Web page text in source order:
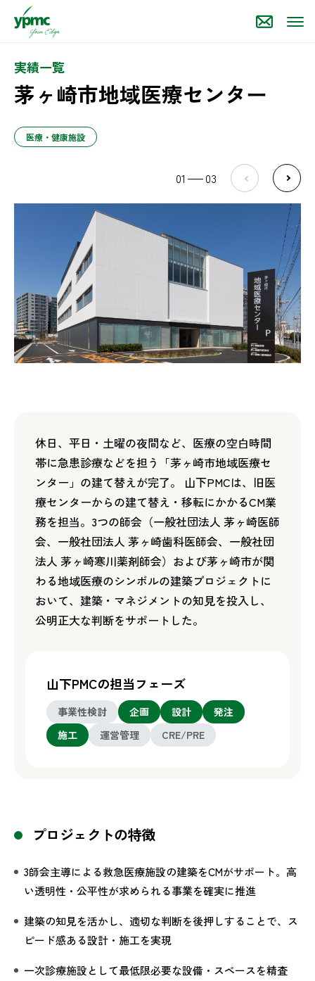
実績一覧
茅ヶ崎市地域医療センター
医療・健康施設
休日、平日・土曜の夜間など、医療の空白時間
帯に急患診療などを担う「茅ヶ崎市地域医療セ
ンター」の建て替えが完了。 山下PMCは、旧医
療センターからの建て替え・移転にかかるCM業
務を担当。3つの師会（一般社団法人 茅ヶ崎医師
会、一般社団法人 茅ヶ崎歯科医師会、一般社団
法人 茅ヶ崎寒川薬剤師会）および茅ヶ崎市が関
わる地域医療のシンボルの建築プロジェクトに
おいて、建築・マネジメントの知見を投入し、
公明正大な判断をサポートした。
山下PMCの担当フェーズ
事業性検討 企画 設計
発注
施工
運営管理 CRE/PRE
01 03
プロジェクトの特徴
3師会主導による救急医療施設の建築をCMがサポート。高
い透明性・公平性が求められる事業を確実に推進
建築の知見を活かし、適切な判断を後押しすることで、ス
ピード感ある設計・施工を実現
一次診療施設として最低限必要な設備・スペースを精査